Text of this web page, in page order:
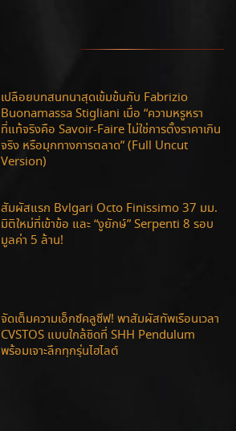
เปลือยบทสนทนาสุดเข้มข้นกับ Fabrizio
Buonamassa Stigliani เมื่อ “ความหรูหรา
ที่แท้จริงคือ Savoir-Faire ไม่ใช่การตั้งราคาเกิน
จริง หรือมุกทางการตลาด” (Full Uncut
Version)
สัมผัสแรก Bvlgari Octo Finissimo 37 มม.
มิติใหม่ที่เข้าข้อ และ “งูยักษ์” Serpenti 8 รอบ
มูลค่า 5 ล้าน!
จัดเต็มความเอ็กซ์คลูซีฟ! พาสัมผัสทัพเรือนเวลา
CVSTOS แบบใกล้ชิดที่ SHH Pendulum
พร้อมเจาะลึกทุกรุ่นไฮไลต์